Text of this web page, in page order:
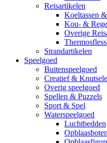
Reisartikelen
Koeltassen
Kou- &
Overige
Strandartikelen
Speelgoed
Buitenspeelgoed
Creatief &
Overig speelgoed
Spellen & Puzzels
Sport & Spel
Waterspeelgoed
Luchtbedden
Opblaasboten